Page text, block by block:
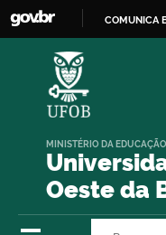
COMUNICA
Oeste da
MINISTÉRIO DA EDUCAÇÃO